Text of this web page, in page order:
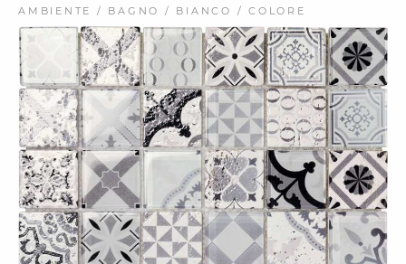
AMBIENTE / BAGNO / BIANCO / COLORE